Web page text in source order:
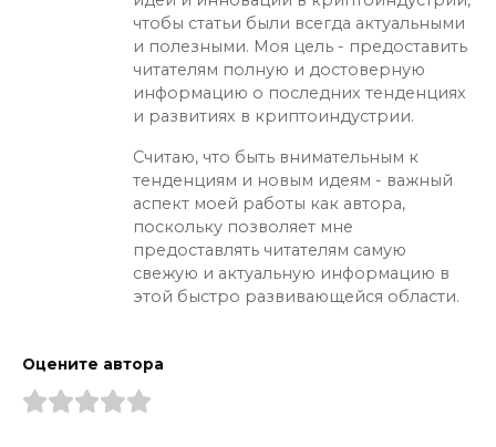
чтобы статьи были всегда актуальными
и полезными. Моя цель - предоставить
читателям полную и достоверную
информацию о последних тенденциях
и развитиях в криптоиндустрии.
Считаю, что быть внимательным к
тенденциям и новым идеям - важный
аспект моей работы как автора,
поскольку позволяет мне
предоставлять читателям самую
свежую и актуальную информацию в
этой быстро развивающейся области.
Оцените автора